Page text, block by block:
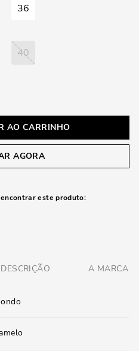
36
40
AO CARRINHO
AGORA
este produto:
DESCRIÇÃO A MARCA